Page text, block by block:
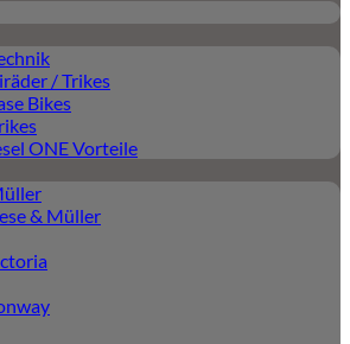
/ Trikes
Bikes
ONE Vorteile
& Müller